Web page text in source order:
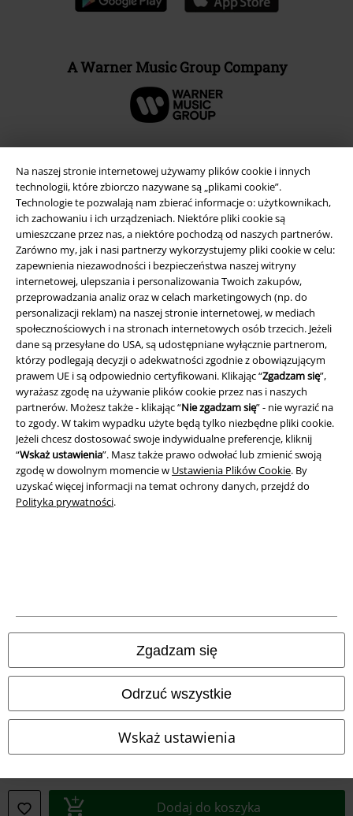
Na naszej stronie internetowej używamy plików cookie i innych
technologii, które zbiorczo nazywane są „plikami cookie”.
Technologie te pozwalają nam zbierać informacje o: użytkownikach,
ich zachowaniu i ich urządzeniach. Niektóre pliki cookie są
umieszczane przez nas, a niektóre pochodzą od naszych partnerów.
Zarówno my, jak i nasi partnerzy wykorzystujemy pliki cookie w celu:
zapewnienia niezawodności i bezpieczeństwa naszej witryny
internetowej, ulepszania i personalizowania Twoich zakupów,
przeprowadzania analiz oraz w celach marketingowych (np. do
personalizacji reklam) na naszej stronie internetowej, w mediach
społecznościowych i na stronach internetowych osób trzecich. Jeżeli
dane są przesyłane do USA, są udostępniane wyłącznie partnerom,
którzy podlegają decyzji o adekwatności zgodnie z obowiązującym
prawem UE i są odpowiednio certyfikowani. Klikając “Zgadzam się”,
wyrażasz zgodę na używanie plików cookie przez nas i naszych
partnerów. Możesz także - klikając “Nie zgadzam się” - nie wyrazić na
to zgody. W takim wypadku użyte będą tylko niezbędne pliki cookie.
Jeżeli chcesz dostosować swoje indywidualne preferencje, kliknij
“Wskaż ustawienia”. Masz także prawo odwołać lub zmienić swoją
zgodę w dowolnym momencie w Ustawienia Plików Cookie. By
uzyskać więcej informacji na temat ochrony danych, przejdź do
Polityka prywatności.
Zgadzam się
Odrzuć wszystkie
Wskaż ustawienia
Dodaj do koszyka
A Warner Music Group Company
Informacje prawne
Regulamin
Dane firmy
Polityka prywatności
Unieszkodliwianie odpadów i ochrona środowiska
Deklaracja Zgodności
Informacje dotyczące dostępności
© 1986-2026 E.M.P. Merchandising HGmbH
Sklepy internetowe EMP
EMP France